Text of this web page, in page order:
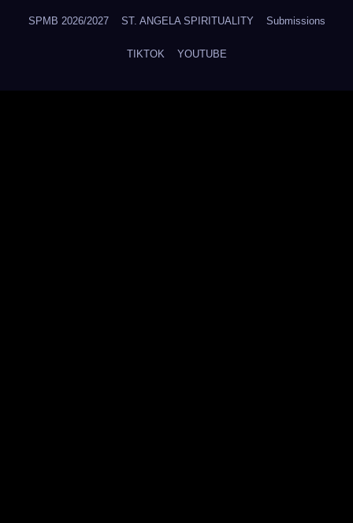
SPMB 2026/2027 ST. ANGELA SPIRITUALITY Submissions
TIKTOK YOUTUBE